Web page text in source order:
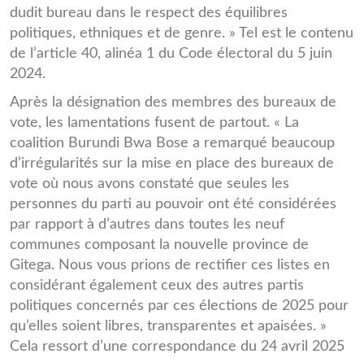
dudit bureau dans le respect des équilibres
politiques, ethniques et de genre. » Tel est le contenu
de l’article 40, alinéa 1 du Code électoral du 5 juin
2024.
Après la désignation des membres des bureaux de
vote, les lamentations fusent de partout. « La
coalition Burundi Bwa Bose a remarqué beaucoup
d’irrégularités sur la mise en place des bureaux de
vote où nous avons constaté que seules les
personnes du parti au pouvoir ont été considérées
par rapport à d’autres dans toutes les neuf
communes composant la nouvelle province de
Gitega. Nous vous prions de rectifier ces listes en
considérant également ceux des autres partis
politiques concernés par ces élections de 2025 pour
qu’elles soient libres, transparentes et apaisées. »
Cela ressort d’une correspondance du 24 avril 2025